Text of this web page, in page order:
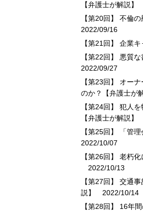
【弁護士が解説】
【第20回】 不倫
2022/09/16
【第21回】 企業
【第22回】 悪質
2022/09/27
【第23回】 オー
のか？【弁護士が
【第24回】 犯人
【弁護士が解説】
【第25回】 「管
2022/10/07
【第26回】 老朽
2022/10/13
【第27回】 交通
説】
2022/10/14
【第28回】 16年